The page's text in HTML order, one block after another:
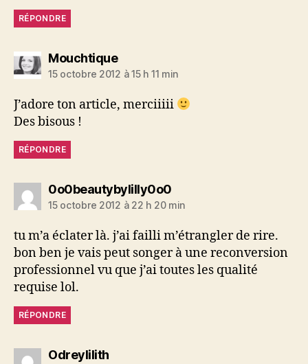
RÉPONDRE
Mouchtiquedit :
15 octobre 2012 à 15 h 11 min
J’adore ton article, merciiiii
Des bisous !
RÉPONDRE
0o0beautybylilly0o0dit :
15 octobre 2012 à 22 h 20 min
tu m’a éclater là. j’ai failli m’étrangler de rire.
bon ben je vais peut songer à une reconversion
professionnel vu que j’ai toutes les qualité
requise lol.
RÉPONDRE
Odreylilithdit :